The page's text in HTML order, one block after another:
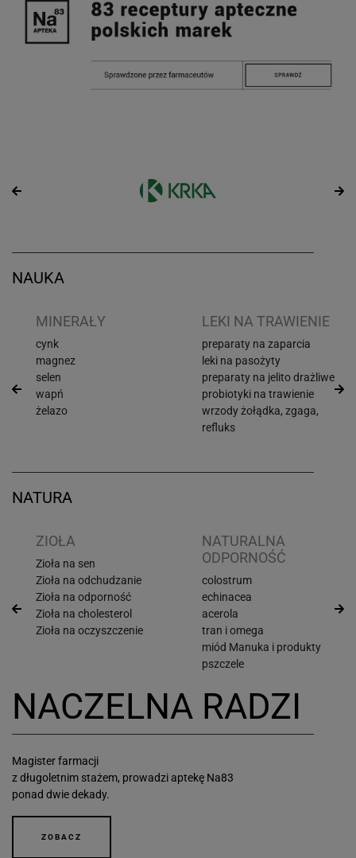
NAUKA
MINERAŁY
cynk
magnez
selen
wapń
żelazo
LEKI NA TRAWIENIE
preparaty na zaparcia
leki na pasożyty
preparaty na jelito drażliwe
probiotyki na trawienie
wrzody żołądka, zgaga,
refluks
NATURA
ZIOŁA
Zioła na sen
Zioła na odchudzanie
Zioła na odporność
Zioła na cholesterol
Zioła na oczyszczenie
NATURALNA
ODPORNOŚĆ
colostrum
echinacea
acerola
tran i omega
miód Manuka i produkty
pszczele
NACZELNA RADZI
Magister farmacji
z długoletnim stażem, prowadzi aptekę Na83
ponad dwie dekady.
ZOBACZ